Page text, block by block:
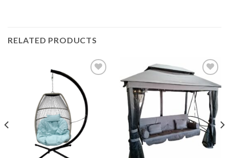
RELATED PRODUCTS
Wishlist
Add to
Wishlist